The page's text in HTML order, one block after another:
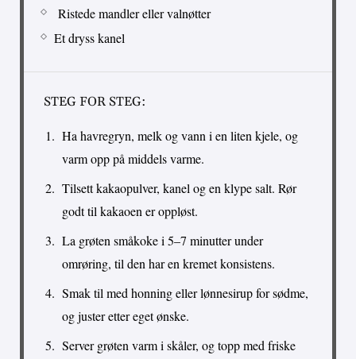
Ristede mandler eller valnøtter
Et dryss kanel
STEG FOR STEG:
Ha havregryn, melk og vann i en liten kjele, og
varm opp på middels varme.
Tilsett kakaopulver, kanel og en klype salt. Rør
godt til kakaoen er oppløst.
La grøten småkoke i 5–7 minutter under
omrøring, til den har en kremet konsistens.
Smak til med honning eller lønnesirup for sødme,
og juster etter eget ønske.
Server grøten varm i skåler, og topp med friske